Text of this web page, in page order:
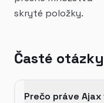
skryté položky.
Časté
Prečo práve Ajax